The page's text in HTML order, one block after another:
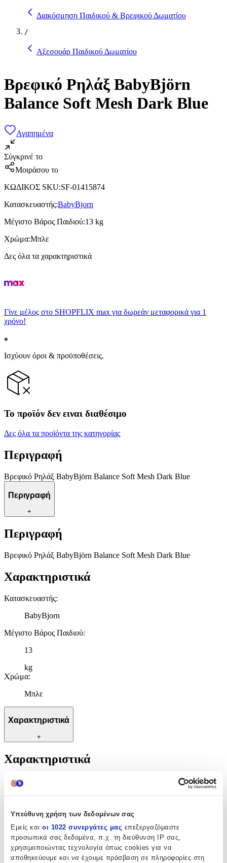
Υπεύθυνη χρήση των δεδομένων σας
Εμείς και οι 1022 συνεργάτες μας επεξεργαζόμαστε
προσωπικά σας δεδομένα, π.χ. τη διεύθυνση IP σας,
χρησιμοποιώντας τεχνολογία όπως cookies για να
αποθηκεύουμε και να έχουμε πρόσβαση σε πληροφορίες στη
Διακόσμηση Παιδικού & Βρεφικού Δωματίου
/
Αξεσουάρ Παιδικού Δωματίου
Βρεφικό Ρηλάξ BabyBjörn
Balance Soft Mesh Dark Blue
Αγαπημένα
Σύγκρινέ το
Μοιράσου το
ΚΩΔΙΚΟΣ SKU:SF-01415874
Κατασκευαστής:BabyBjorn
Μέγιστο Βάρος Παιδιού:13 kg
Χρώμα:Μπλε
Δες όλα τα χαρακτηριστικά
Γίνε μέλος στο SHOPFLIX max για δωρεάν μεταφορικά για 1
χρόνο!
Ισχύουν όροι & προϋποθέσεις.
Το προϊόν δεν ειναι διαθέσιμο
Δες όλα τα προϊόντα της κατηγορίας
Περιγραφή
Βρεφικό Ρηλάξ BabyBjörn Balance Soft Mesh Dark Blue
Περιγραφή
+
Περιγραφή
Βρεφικό Ρηλάξ BabyBjörn Balance Soft Mesh Dark Blue
Χαρακτηριστικά
Κατασκευαστής:
BabyBjorn
Μέγιστο Βάρος Παιδιού:
13
kg
Χρώμα:
Μπλε
Χαρακτηριστικά
+
Χαρακτηριστικά
Κατασκευαστής
BabyBjorn
Μέγιστο Βάρος Παιδιού :
13
kg
Χρώμα: